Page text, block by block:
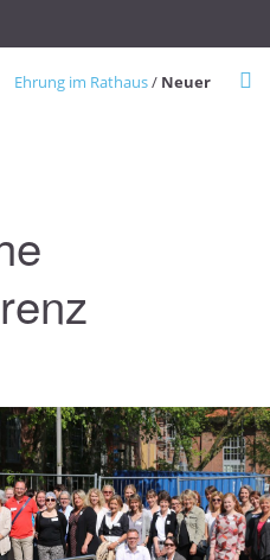
Ehrung im Rathaus/ Neuer